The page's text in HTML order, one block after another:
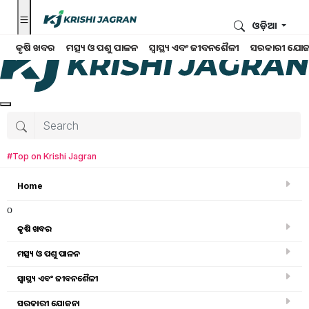
କୃଷି ଖବର ମତ୍ସ୍ୟ ଓ ପଶୁ ପାଳନ ସ୍ୱାସ୍ଥ୍ୟ ଏବଂ ଜୀବନଶୈଳୀ ସରକାରୀ
ଓଡ଼ିଆ
#Top on Krishi Jagran
Home
o
କୃଷି ଖବର
ମତ୍ସ୍ୟ ଓ ପଶୁ ପାଳନ
ସ୍ୱାସ୍ଥ୍ୟ ଏବଂ ଜୀବନଶୈଳୀ
ସରକାରୀ ଯୋଜନା
Search for:
Fertilizer